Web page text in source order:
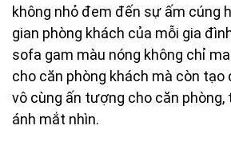
không nhỏ đem đến sự ấm cúng
gian phòng khách của mỗi gia
sofa gam màu nóng không chỉ
cho căn phòng khách mà còn
vô cùng ấn tượng cho căn
ánh mắt nhìn.